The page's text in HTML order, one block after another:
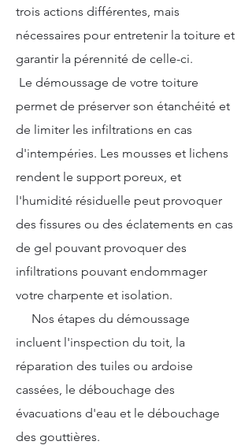
trois actions différentes, mais
nécessaires pour entretenir la toiture et
garantir la pérennité de celle-ci.
Le démoussage de votre toiture
permet de préserver son étanchéité et
de limiter les infiltrations en cas
d'intempéries. Les mousses et lichens
rendent le support poreux, et
l'humidité résiduelle peut provoquer
des fissures ou des éclatements en cas
de gel pouvant provoquer des
infiltrations pouvant endommager
votre charpente et isolation.
Nos étapes du démoussage
incluent l'inspection du toit, la
réparation des tuiles ou ardoise
cassées, le débouchage des
évacuations d'eau et le débouchage
des gouttières.